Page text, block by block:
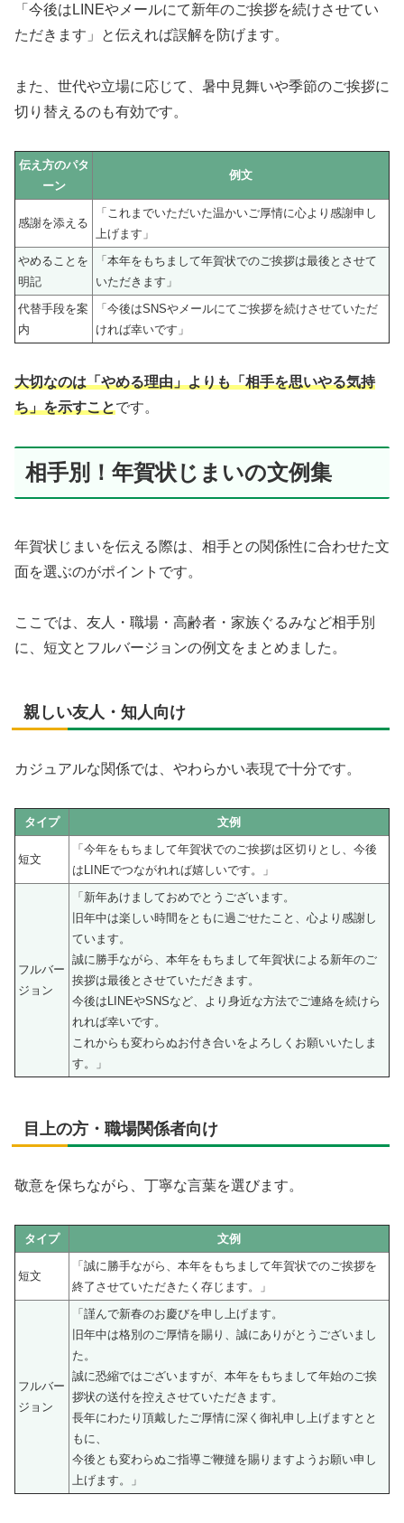
「今後はLINEやメールにて新年のご挨拶を続けさせてい
ただきます」と伝えれば誤解を防げます。
また、世代や立場に応じて、暑中見舞いや季節のご挨拶に
切り替えるのも有効です。
伝え方のパタ
ーン
例文
感謝を添える
「これまでいただいた温かいご厚情に心より感謝申し
上げます」
やめることを
明記
「本年をもちまして年賀状でのご挨拶は最後とさせて
いただきます」
代替手段を案
内
「今後はSNSやメールにてご挨拶を続けさせていただ
ければ幸いです」
大切なのは「やめる理由」よりも「相手を思いやる気持
ち」を示すことです。
相手別！年賀状じまいの文例集
年賀状じまいを伝える際は、相手との関係性に合わせた文
面を選ぶのがポイントです。
ここでは、友人・職場・高齢者・家族ぐるみなど相手別
に、短文とフルバージョンの例文をまとめました。
親しい友人・知人向け
カジュアルな関係では、やわらかい表現で十分です。
タイプ 文例
短文
「今年をもちまして年賀状でのご挨拶は区切りとし、今後
はLINEでつながれれば嬉しいです。」
フルバー
ジョン
「新年あけましておめでとうございます。
旧年中は楽しい時間をともに過ごせたこと、心より感謝し
ています。
誠に勝手ながら、本年をもちまして年賀状による新年のご
挨拶は最後とさせていただきます。
今後はLINEやSNSなど、より身近な方法でご連絡を続けら
れれば幸いです。
これからも変わらぬお付き合いをよろしくお願いいたしま
す。」
目上の方・職場関係者向け
敬意を保ちながら、丁寧な言葉を選びます。
タイプ 文例
短文
「誠に勝手ながら、本年をもちまして年賀状でのご挨拶を
終了させていただきたく存じます。」
フルバー
ジョン
「謹んで新春のお慶びを申し上げます。
旧年中は格別のご厚情を賜り、誠にありがとうございまし
た。
誠に恐縮ではございますが、本年をもちまして年始のご挨
拶状の送付を控えさせていただきます。
長年にわたり頂戴したご厚情に深く御礼申し上げますとと
もに、
今後とも変わらぬご指導ご鞭撻を賜りますようお願い申し
上げます。」